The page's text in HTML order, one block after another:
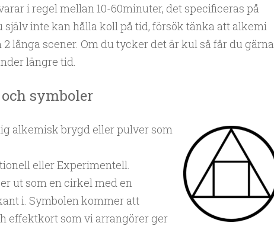
i regel mellan 10-60minuter, det specificeras på
själv inte kan hålla koll på tid, försök tänka att alkemi
långa scener. Om du tycker det är kul så får du gärna
längre tid.
symboler
alkemisk brygd eller pulver som
eller Experimentell.
ut som en cirkel med en
i. Symbolen kommer att
effektkort som vi arrangörer ger